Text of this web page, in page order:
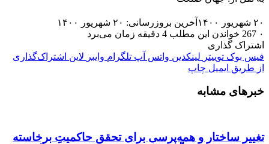
۲۰ شهریور ۱۴۰۰
آخرین بروزرسانی: ۲۰ شهریور ۱۴۰۰
۰
خواندن این مطلب 4 دقیقه زمان می‌برد
اشتراک گذاری
فیس بوک توییتر لینکدین واتس آپ تلگرام وایبر لاین اشتراک‌گذاری
از طریق ایمیل چاپ
خبرهای مشابه
تغییر ساختار و همه‌پرسی برای تحقق حاکمیتِ برخاسته